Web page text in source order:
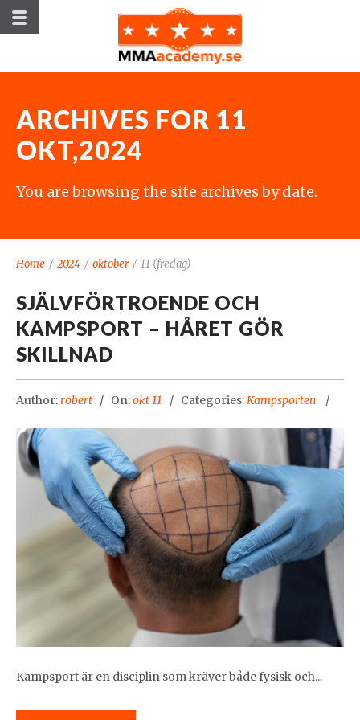
ARCHIVES FOR 11
OKT,2024
You are browsing the site archives by date.
Home / 2024 / oktober / 11 (fredag)
SJÄLVFÖRTROENDE OCH
KAMPSPORT – HÅRET GÖR
SKILLNAD
Author:robert On:okt 11 Categories:Kampsporten
Kampsport är en disciplin som kräver både fysisk och...